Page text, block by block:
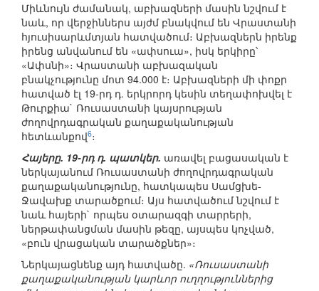
Միևնույն ժամանակ, աբխազների մասին նշվում է
նաև, որ վերջիններս այժմ բնակվում են Վրաստանի
հյուսիսարևմտյան հատվածում։ Աբխազներն իրենք
իրենց անվանում են «ափսուա», իսկ երկիրը՝
«Ափսնի»։ Վրաստանի աբխազական
բնակչությունը մոտ 94.000 է։ Աբխազների մի փոքր
հատված էլ 19-րդ դ. երկրորդ կեսին տեղափոխվել է
Թուրքիա` Ռուսաստանի կայսրության
ժողովրդագրական քաղաքականության
հետևանքով6։
Հայերը. 19-րդ դ. պատկեր. առավել բացասական է
ներկայանում Ռուսաստանի ժողովրդագրական
քաղաքականությունը, հատկապես Սամցխե-
Ջավախք տարածքում։ Այս հատվածում նշվում է
նաև հայերի` որպես օտարազգի տարրերի,
ներթափանցման մասին թեզը, այսպես կոչված,
«բուն վրացական տարածքներ»։
Ներկայացնենք այդ հատվածը. «Ռուսաստանի
քաղաքականության կարևոր ուղղություններից